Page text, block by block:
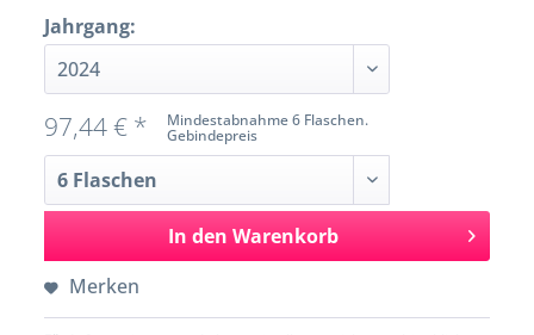
Jahrgang:
Mindestabnahme 6 Flaschen.
Gebindepreis
97,44 € *
In den Warenkorb
Merken